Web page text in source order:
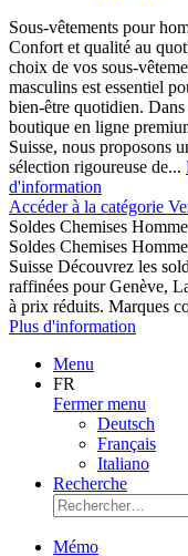
Sous-vêtements pour
Confort et qualité au
choix de vos sous-
masculins est essentiel
bien-être quotidien. Dans
boutique en ligne
Suisse, nous proposons
sélection rigoureuse de...
d'information
Accéder à la catégorie
Soldes Chemises
Soldes Chemises
Suisse Découvrez les
raffinées pour Genève,
à prix réduits. Marques
Plus d'information
Menu
FR
Fermer menu
Deutsch
Français
Italiano
Recherche
Mémo